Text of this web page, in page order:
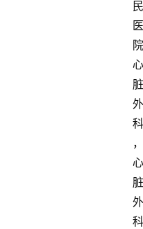
民
医
院
心
脏
外
科
，
心
脏
外
科